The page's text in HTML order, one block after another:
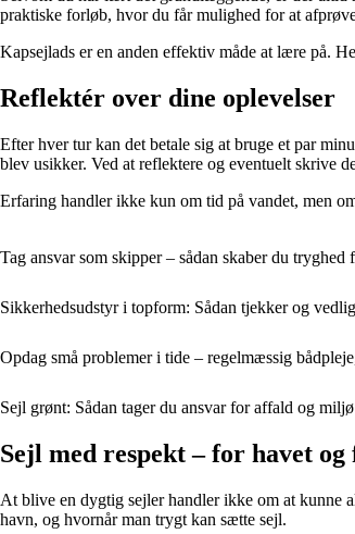
praktiske forløb, hvor du får mulighed for at
Kapsejlads er en anden effektiv måde at lære på.
Reflektér over dine oplevelser
Efter hver tur kan det betale sig at bruge et par
blev usikker. Ved at reflektere og eventuelt skrive
Erfaring handler ikke kun om tid på vandet, men
Tag ansvar som skipper – sådan skaber du
Sikkerhedsudstyr i topform: Sådan tjekker og
Opdag små problemer i tide – regelmæssig
Sejl grønt: Sådan tager du ansvar for affald og
Sejl med respekt – for havet
At blive en dygtig sejler handler ikke om at kunne
havn, og hvornår man trygt kan sætte sejl.